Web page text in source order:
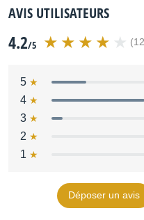
AVIS UTILISATEURS
4.2/5
5
4
3
2
1
Déposer un avis